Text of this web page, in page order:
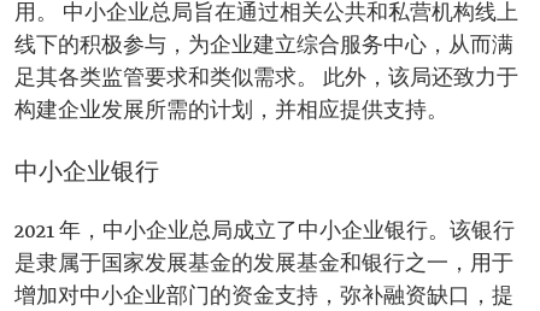
用。 中小企业总局旨在通过相关公共和私营机构线上
线下的积极参与，为企业建立综合服务中心，从而满
足其各类监管要求和类似需求。 此外，该局还致力于
构建企业发展所需的计划，并相应提供支持。
中小企业银行
2021 年，中小企业总局成立了中小企业银行。该银行
是隶属于国家发展基金的发展基金和银行之一，用于
增加对中小企业部门的资金支持，弥补融资缺口，提